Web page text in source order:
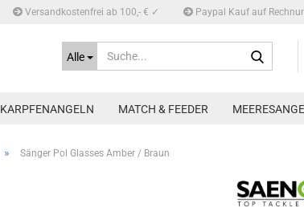
Versandkostenfrei ab 100,- € ✓ Paypal Kauf auf
Alle
KARPFENANGELN MATCH & FEEDER
» Sänger Pol Glasses Amber / Braun